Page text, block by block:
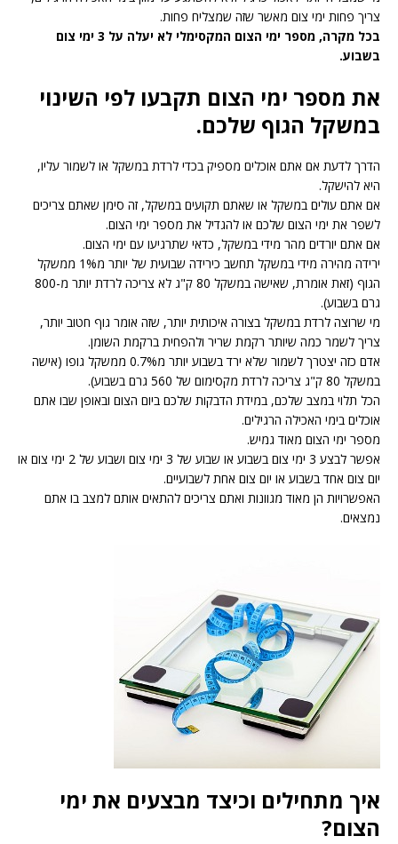
צריך פחות ימי צום מאשר שזה שמצליח פחות.
בכל מקרה, מספר ימי הצום המקסימלי לא יעלה על 3 ימי צום
בשבוע.
את מספר ימי הצום תקבעו לפי השינוי
במשקל הגוף שלכם.
הדרך לדעת אם אתם אוכלים מספיק בכדי לרדת במשקל או לשמור עליו,
היא להישקל.
אם אתם עולים במשקל או שאתם תקועים במשקל, זה סימן שאתם צריכים
לשפר את ימי הצום שלכם או להגדיל את מספר ימי הצום.
אם אתם יורדים מהר מידי במשקל, כדאי שתרגיעו עם ימי הצום.
ירידה מהירה מידי במשקל תחשב כירידה שבועית של יותר מ1% ממשקל
הגוף (זאת אומרת, שאישה במשקל 80 ק"ג לא צריכה לרדת יותר מ-800
גרם בשבוע).
מי שרוצה לרדת במשקל בצורה איכותית יותר, שזה אומר גוף חטוב יותר,
צריך לשמר כמה שיותר רקמת שריר ולהפחית ברקמת השומן.
אדם כזה יצטרך לשמור שלא ירד בשבוע יותר מ0.7% ממשקל גופו (אישה
במשקל 80 ק"ג צריכה לרדת מקסימום של 560 גרם בשבוע).
הכל תלוי במצב שלכם, במידת הדבקות שלכם ביום הצום ובאופן שבו אתם
אוכלים בימי האכילה הרגילים.
מספר ימי הצום מאוד גמיש.
אפשר לבצע 3 ימי צום בשבוע או שבוע של 3 ימי צום ושבוע של 2 ימי צום או
יום צום אחד בשבוע או יום צום אחת לשבועיים.
האפשרויות הן מאוד מגוונות ואתם צריכים להתאים אותם למצב בו אתם
נמצאים.
איך מתחילים וכיצד מבצעים את ימי
הצום?